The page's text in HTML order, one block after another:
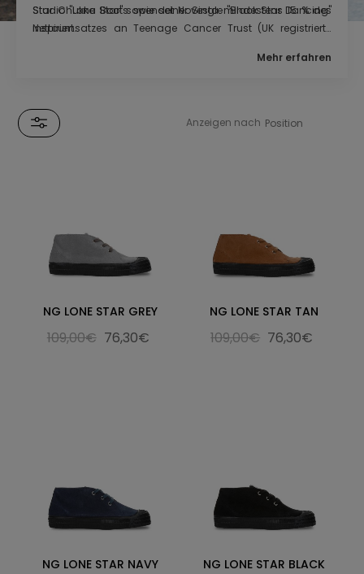
Studio "Lone Star" sowie seiner Single "Black Star Dancing"
inspiriert.
Star Chukka Boots spendet Novesta mindestens 15 % des
Nettoumsatzes an Teenage Cancer Trust (UK registrierte
Mehr erfahren
Anzeigen nach
NG LONE STAR GREY
109,00€ 76,30€
NG LONE STAR TAN
109,00€ 76,30€
NG LONE STAR NAVY NG LONE STAR BLACK